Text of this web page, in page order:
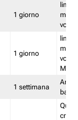
1 giorno
1 giorno
1 settimana